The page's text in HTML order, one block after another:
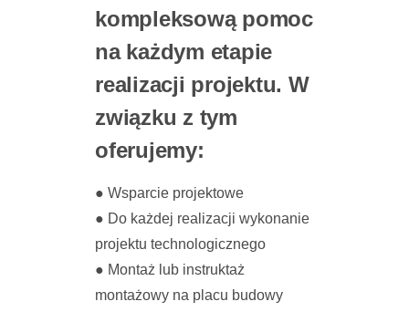
kompleksową pomoc
na każdym etapie
realizacji projektu. W
związku z tym
oferujemy:
● Wsparcie projektowe
● Do każdej realizacji wykonanie
projektu technologicznego
● Montaż lub instruktaż
montażowy na placu budowy